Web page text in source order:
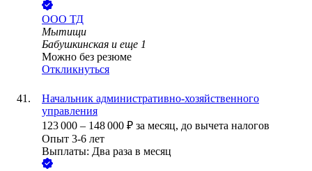
ООО ТД
Мытищи
Бабушкинская и еще 1
Можно без резюме
Откликнуться
Начальник административно-хозяйственного
управления
123 000 – 148 000 ₽ за месяц, до вычета налогов
Опыт 3-6 лет
Выплаты: Два раза в месяц